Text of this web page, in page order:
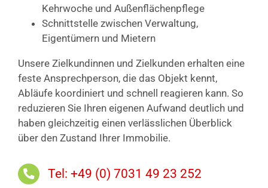
Kehrwoche und Außenflächenpflege
Schnittstelle zwischen Verwaltung,
Eigentümern und Mietern
Unsere Zielkundinnen und Zielkunden erhalten eine
feste Ansprechperson, die das Objekt kennt,
Abläufe koordiniert und schnell reagieren kann. So
reduzieren Sie Ihren eigenen Aufwand deutlich und
haben gleichzeitig einen verlässlichen Überblick
über den Zustand Ihrer Immobilie.
Tel: +49 (0) 7031 49 23 252